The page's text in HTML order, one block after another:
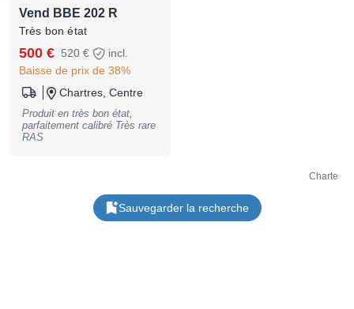
Vend BBE 202 R
Très bon état
500 € 520 €
incl.
Baisse de prix de 38%
Chartres, Centre
Produit en très bon état,
parfaitement calibré Très rare
RAS
Charte
Sauvegarder la recherche